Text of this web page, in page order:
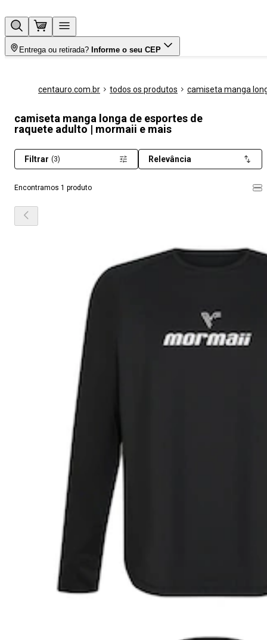
Entrega ou retirada? Informe o seu CEP
centauro.com.br todos os produtos camiseta manga
camiseta manga longa de esportes de
raquete adulto | mormaii e mais
Encontramos 1 produto
Filtrar (3) Relevância